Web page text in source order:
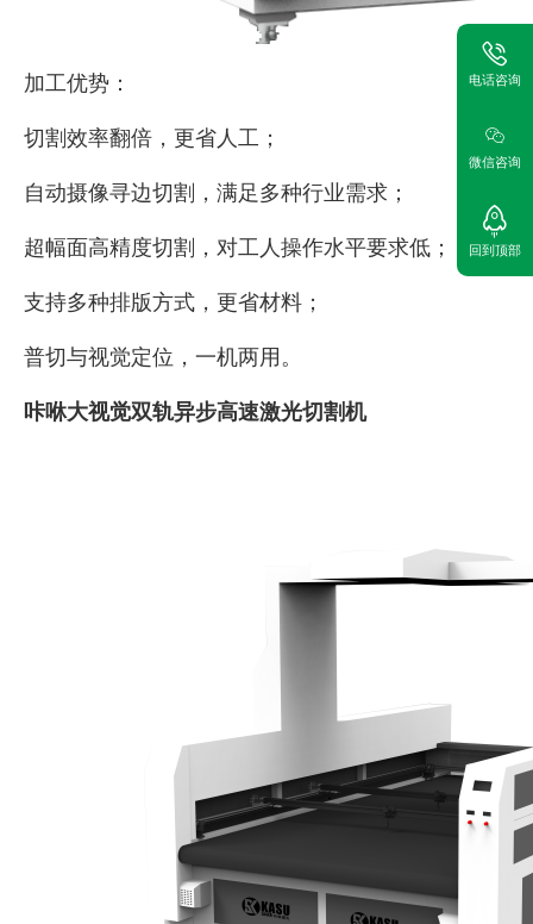
加工优势：
切割效率翻倍，更省人工；
自动摄像寻边切割，满足多种行业需求；
超幅面高精度切割，对工人操作水平要求低；
支持多种排版方式，更省材料；
普切与视觉定位，一机两用。
咔咻大视觉双轨异步高速激光切割机
电话咨询
微信咨询
回到顶部